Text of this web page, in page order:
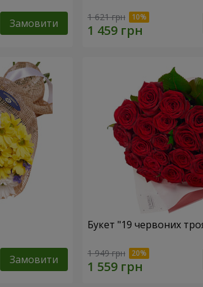
Замовити 1 621 грн
Замовити
Букет "19 червоних
1 949 грн